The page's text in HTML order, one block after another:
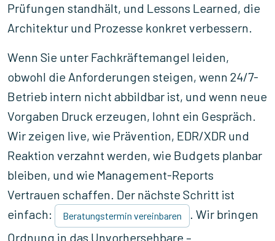
Prüfungen standhält, und Lessons Learned, die
Architektur und Prozesse konkret verbessern.
Wenn Sie unter Fachkräftemangel leiden,
obwohl die Anforderungen steigen, wenn 24/7-
Betrieb intern nicht abbildbar ist, und wenn neue
Vorgaben Druck erzeugen, lohnt ein Gespräch.
Wir zeigen live, wie Prävention, EDR/XDR und
Reaktion verzahnt werden, wie Budgets planbar
bleiben, und wie Management-Reports
Vertrauen schaffen. Der nächste Schritt ist
einfach:
Beratungstermin vereinbaren
. Wir bringen
Ordnung in das Unvorhersehbare –